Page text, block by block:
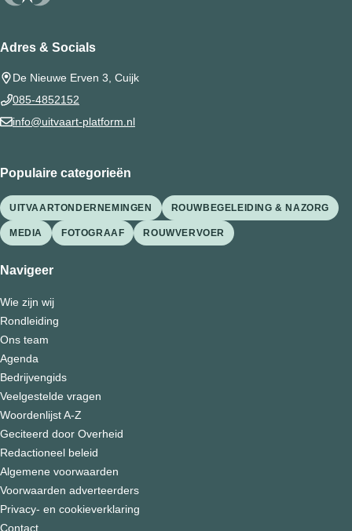
Adres & Socials
De Nieuwe Erven 3, Cuijk
085-4852152
info@uitvaart-platform.nl
Populaire categorieën
UITVAARTONDERNEMINGEN ROUWBEGELEIDING & NAZORG
MEDIA FOTOGRAAF ROUWVERVOER
Navigeer
Wie zijn wij
Rondleiding
Ons team
Agenda
Bedrijvengids
Veelgestelde vragen
Woordenlijst A-Z
Geciteerd door Overheid
Redactioneel beleid
Algemene voorwaarden
Voorwaarden adverteerders
Privacy- en cookieverklaring
Contact